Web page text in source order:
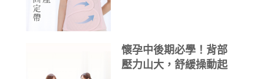
懷孕中後期必學！背部
壓力山大，舒緩操動起